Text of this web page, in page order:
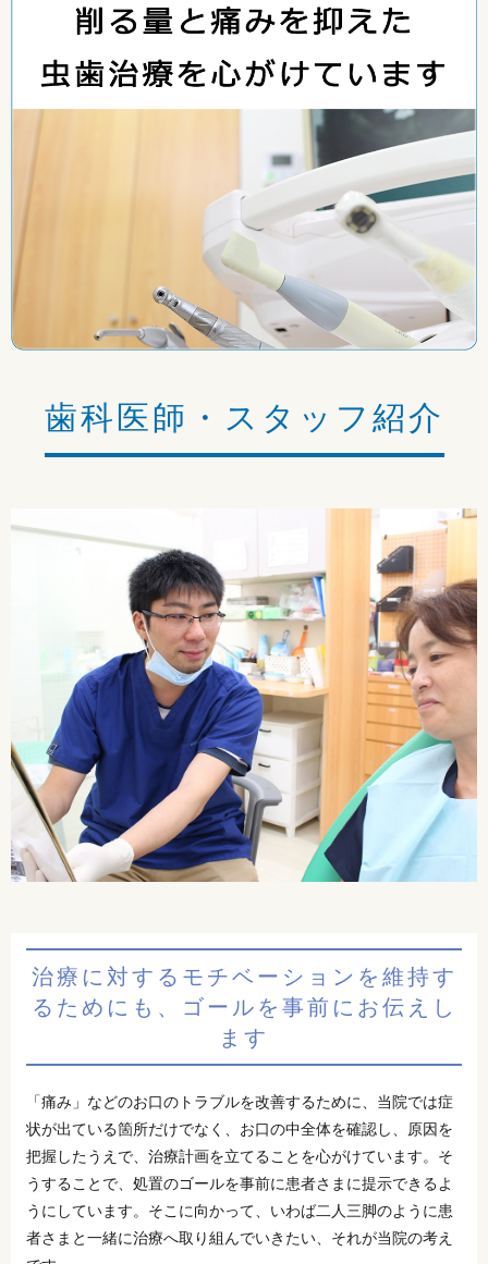
歯科医師・スタッフ紹介
治療に対するモチベーションを維持す
るためにも、ゴールを事前にお伝えし
ます
「痛み」などのお口のトラブルを改善するために、当院では症
状が出ている箇所だけでなく、お口の中全体を確認し、原因を
把握したうえで、治療計画を立てることを心がけています。そ
うすることで、処置のゴールを事前に患者さまに提示できるよ
うにしています。そこに向かって、いわば二人三脚のように患
者さまと一緒に治療へ取り組んでいきたい、それが当院の考え